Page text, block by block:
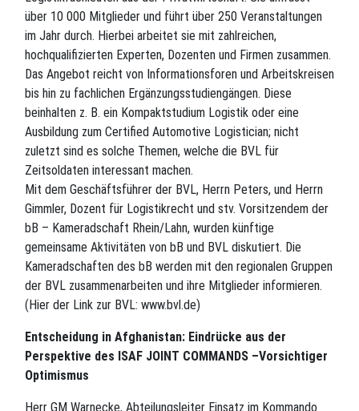
über 10 000 Mitglieder und führt über 250 Veranstaltungen
im Jahr durch. Hierbei arbeitet sie mit zahlreichen,
hochqualifizierten Experten, Dozenten und Firmen zusammen.
Das Angebot reicht von Informationsforen und Arbeitskreisen
bis hin zu fachlichen Ergänzungsstudiengängen. Diese
beinhalten z. B. ein Kompaktstudium Logistik oder eine
Ausbildung zum Certified Automotive Logistician; nicht
zuletzt sind es solche Themen, welche die BVL für
Zeitsoldaten interessant machen.
Mit dem Geschäftsführer der BVL, Herrn Peters, und Herrn
Gimmler, Dozent für Logistikrecht und stv. Vorsitzendem der
bB – Kameradschaft Rhein/Lahn, wurden künftige
gemeinsame Aktivitäten von bB und BVL diskutiert. Die
Kameradschaften des bB werden mit den regionalen Gruppen
der BVL zusammenarbeiten und ihre Mitglieder informieren.
(Hier der Link zur BVL: www.bvl.de)
Entscheidung in Afghanistan: Eindrücke aus der
Perspektive des ISAF JOINT COMMANDS –Vorsichtiger
Optimismus
Herr GM Warnecke, Abteilungsleiter Einsatz im Kommando